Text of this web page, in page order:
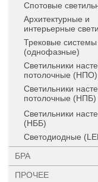
Спотовые
Архитектурные и
интерьерные
Трековые системы
(однофазные)
Светильники
потолочные (НПО)
Светильники
потолочные (НПБ)
Светильники
(НББ)
Светодиодные
БРА
ПРОЧЕЕ